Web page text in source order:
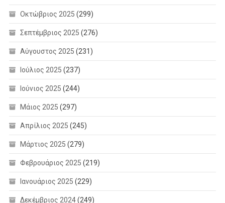
Οκτώβριος 2025 (299)
Σεπτέμβριος 2025 (276)
Αύγουστος 2025 (231)
Ιούλιος 2025 (237)
Ιούνιος 2025 (244)
Μάιος 2025 (297)
Απρίλιος 2025 (245)
Μάρτιος 2025 (279)
Φεβρουάριος 2025 (219)
Ιανουάριος 2025 (229)
Δεκέμβριος 2024(249)